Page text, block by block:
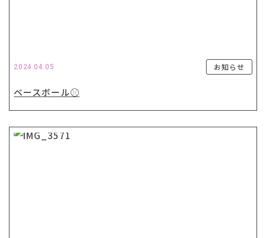
2024.04.05 お知らせ
ベースボール⚾️